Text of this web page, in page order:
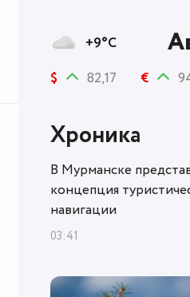
+9°C
$ 82,17 €
Хроника
В Мурманске
концепция
навигации
03:41